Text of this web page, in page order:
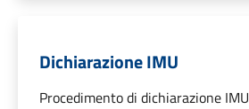
Dichiarazione IMU
Procedimento di dichiarazione IMU